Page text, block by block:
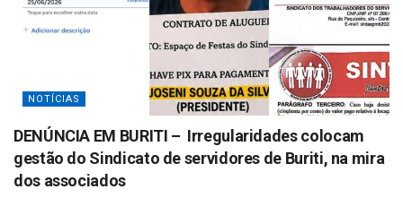
NOTÍCIAS
DENÚNCIA EM BURITI – Irregularidades colocam
gestão do Sindicato de servidores de Buriti, na mira
dos associados